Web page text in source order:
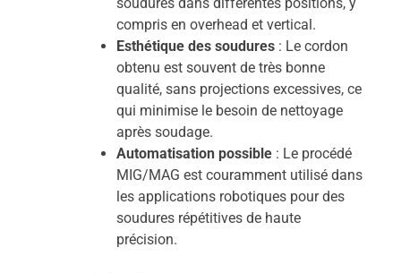
compris en overhead et vertical.
Esthétique des soudures : Le cordon
obtenu est souvent de très bonne
qualité, sans projections excessives, ce
qui minimise le besoin de nettoyage
après soudage.
Automatisation possible : Le procédé
MIG/MAG est couramment utilisé dans
les applications robotiques pour des
soudures répétitives de haute
précision.